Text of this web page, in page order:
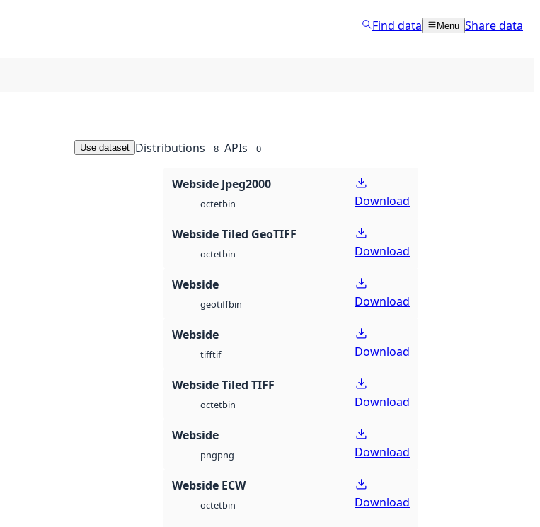
Find data Menu Share data
Use dataset Distributions 8 APIs 0
Webside Jpeg2000
octetbin Download
Webside Tiled GeoTIFF
octetbin Download
Webside
geotiffbin Download
Webside
tifftif Download
Webside Tiled TIFF
octetbin Download
Webside
pngpng Download
Webside ECW
octetbin Download